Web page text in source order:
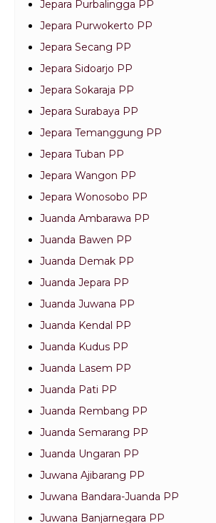
Jepara Purbalingga PP
Jepara Purwokerto PP
Jepara Secang PP
Jepara Sidoarjo PP
Jepara Sokaraja PP
Jepara Surabaya PP
Jepara Temanggung PP
Jepara Tuban PP
Jepara Wangon PP
Jepara Wonosobo PP
Juanda Ambarawa PP
Juanda Bawen PP
Juanda Demak PP
Juanda Jepara PP
Juanda Juwana PP
Juanda Kendal PP
Juanda Kudus PP
Juanda Lasem PP
Juanda Pati PP
Juanda Rembang PP
Juanda Semarang PP
Juanda Ungaran PP
Juwana Ajibarang PP
Juwana Bandara-Juanda PP
Juwana Banjarnegara PP